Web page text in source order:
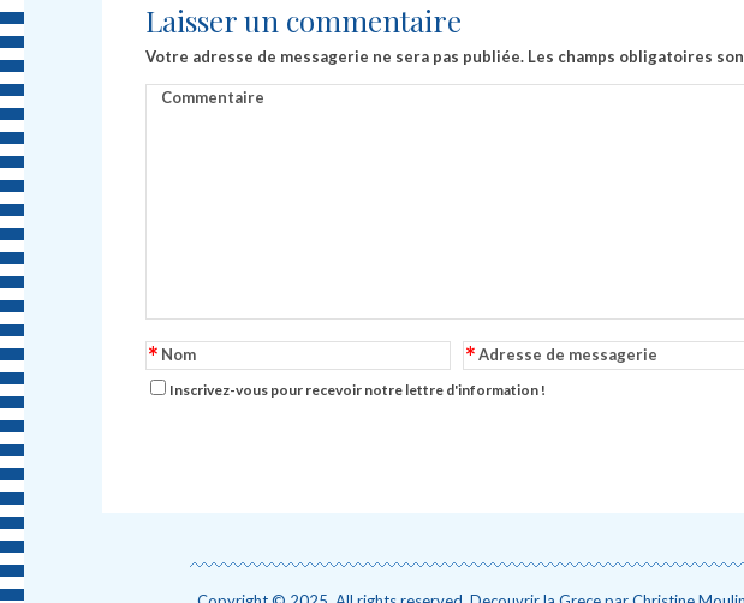
Laisser un commentaire
Votre adresse de messagerie ne sera pas publiée. Les champs obligatoires
Commentaire
Nom
* Adresse de messagerie
*
Inscrivez-vous pour recevoir notre lettre d'information !